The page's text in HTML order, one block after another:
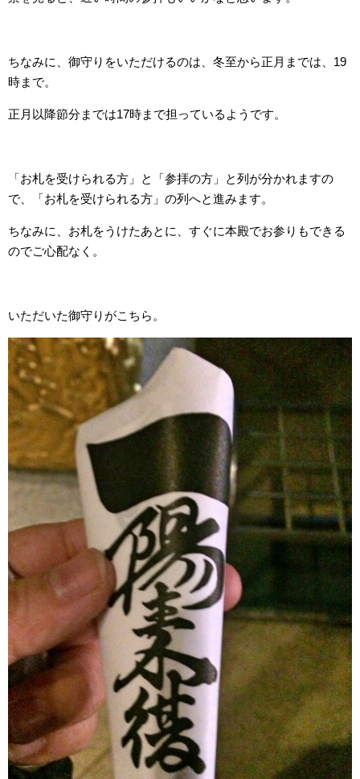
ちなみに、御守りをいただけるのは、冬至から正月までは、19
時まで。
正月以降節分までは17時まで担っているようです。
「お札を受けられる方」と「参拝の方」と列が分かれますの
で、「お札を受けられる方」の列へと進みます。
ちなみに、お札をうけたあとに、すぐに本殿でお参りもできる
のでご心配なく。
いただいた御守りがこちら。